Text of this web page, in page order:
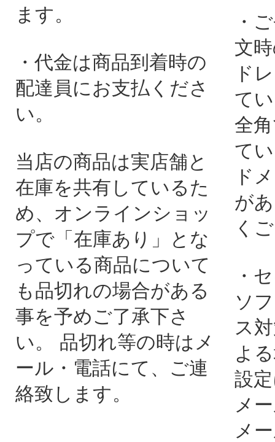
ます。
・代金は商品到着時の
配達員にお支払くださ
い。
当店の商品は実店舗と
在庫を共有しているた
め、オンラインショッ
プで「在庫あり」とな
っている商品について
も品切れの場合がある
事を予めご了承下さ
い。 品切れ等の時はメ
ール・電話にて、ご連
絡致します。
・
文
ド
て
全
て
ド
が
く
・
ソ
ス
よ
設
メ
メ